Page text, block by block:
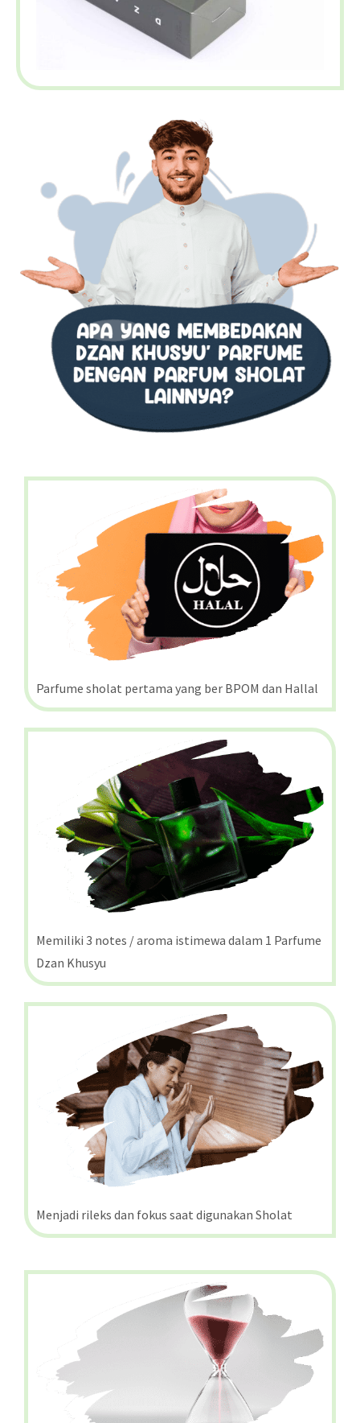
Parfume sholat pertama yang ber BPOM dan Hallal
Memiliki 3 notes / aroma istimewa dalam 1 Parfume
Dzan Khusyu
Menjadi rileks dan fokus saat digunakan Sholat